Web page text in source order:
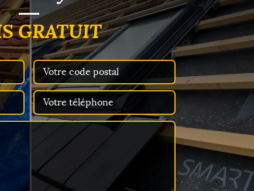
GRATUIT